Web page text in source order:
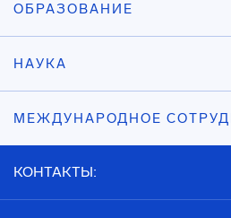
ОБРАЗОВАНИЕ
НАУКА
МЕЖДУНАРОДНОЕ
КОНТАКТЫ: